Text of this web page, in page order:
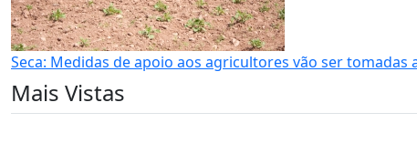
Seca: Medidas de apoio aos agricultores vão ser tomadas
Mais Vistas